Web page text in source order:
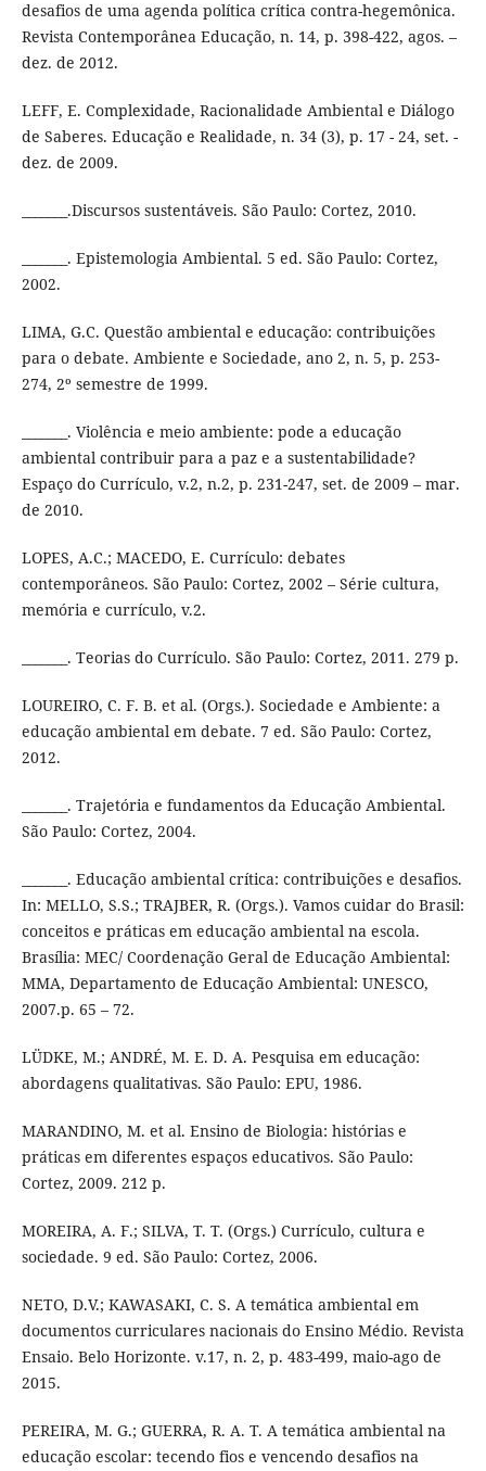
desafios de uma agenda política crítica contra-hegemônica.
Revista Contemporânea Educação, n. 14, p. 398-422, agos. –
dez. de 2012.
LEFF, E. Complexidade, Racionalidade Ambiental e Diálogo
de Saberes. Educação e Realidade, n. 34 (3), p. 17 - 24, set. -
dez. de 2009.
_______.Discursos sustentáveis. São Paulo: Cortez, 2010.
_______. Epistemologia Ambiental. 5 ed. São Paulo: Cortez,
2002.
LIMA, G.C. Questão ambiental e educação: contribuições
para o debate. Ambiente e Sociedade, ano 2, n. 5, p. 253-
274, 2º semestre de 1999.
_______. Violência e meio ambiente: pode a educação
ambiental contribuir para a paz e a sustentabilidade?
Espaço do Currículo, v.2, n.2, p. 231-247, set. de 2009 – mar.
de 2010.
LOPES, A.C.; MACEDO, E. Currículo: debates
contemporâneos. São Paulo: Cortez, 2002 – Série cultura,
memória e currículo, v.2.
_______. Teorias do Currículo. São Paulo: Cortez, 2011. 279 p.
LOUREIRO, C. F. B. et al. (Orgs.). Sociedade e Ambiente: a
educação ambiental em debate. 7 ed. São Paulo: Cortez,
2012.
_______. Trajetória e fundamentos da Educação Ambiental.
São Paulo: Cortez, 2004.
_______. Educação ambiental crítica: contribuições e desafios.
In: MELLO, S.S.; TRAJBER, R. (Orgs.). Vamos cuidar do Brasil:
conceitos e práticas em educação ambiental na escola.
Brasília: MEC/ Coordenação Geral de Educação Ambiental:
MMA, Departamento de Educação Ambiental: UNESCO,
2007.p. 65 – 72.
LÜDKE, M.; ANDRÉ, M. E. D. A. Pesquisa em educação:
abordagens qualitativas. São Paulo: EPU, 1986.
MARANDINO, M. et al. Ensino de Biologia: histórias e
práticas em diferentes espaços educativos. São Paulo:
Cortez, 2009. 212 p.
MOREIRA, A. F.; SILVA, T. T. (Orgs.) Currículo, cultura e
sociedade. 9 ed. São Paulo: Cortez, 2006.
NETO, D.V.; KAWASAKI, C. S. A temática ambiental em
documentos curriculares nacionais do Ensino Médio. Revista
Ensaio. Belo Horizonte. v.17, n. 2, p. 483-499, maio-ago de
2015.
PEREIRA, M. G.; GUERRA, R. A. T. A temática ambiental na
educação escolar: tecendo fios e vencendo desafios na